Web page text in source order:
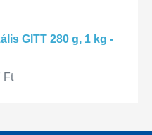
GITT 280 g, 1 kg -
Ft